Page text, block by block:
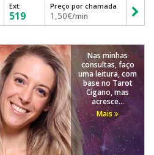
Ext:
519
Preço por chamada
1,50€/min
Nas minhas
consultas, faço
uma leitura, com
base no Tarot
Cigano, mas
acresce...
Mais